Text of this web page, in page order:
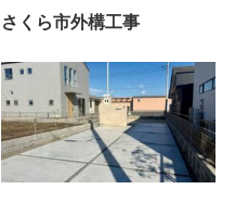
さくら市外構工事